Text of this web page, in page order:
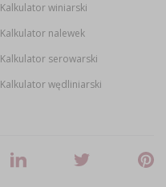
Kalkulator winiarski
Kalkulator nalewek
Kalkulator serowarski
Kalkulator wędliniarski